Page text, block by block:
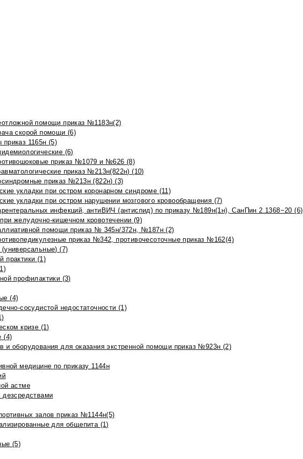
помощи приказ №1183н(2)
скорой помощи (6)
1165н (5)
(6)
приказ №1079 и №626 (8)
приказ №213н(822н) (10)
приказ №213н (822н) (3)
укладки при остром коронарном синдроме (11)
укладки при остром нарушении мозгового кровообращения (7)
инфекций, антиВИЧ (антиспид) по приказу №189н(1н), СанПин 2.1368−20 (6)
желудочно-кишечном кровотечении (9)
помощи приказ № 345н/372н, №187н (2)
приказ №342, противочесоточные приказ №162(4)
(7)
практики (1)
профилактики (3)
(4)
сосудистой недостаточности (1)
кризе (1)
(4)
и оборудования для оказания экстренной помощи приказ №923н (2)
медицине по приказу 1144н
астме
дезсредствами
залов приказ №1144н(5)
для общепита (1)
(5)